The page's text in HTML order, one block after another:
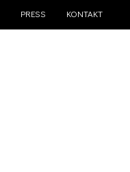
PRESS KONTAKT